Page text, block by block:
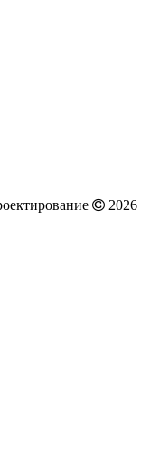
2026